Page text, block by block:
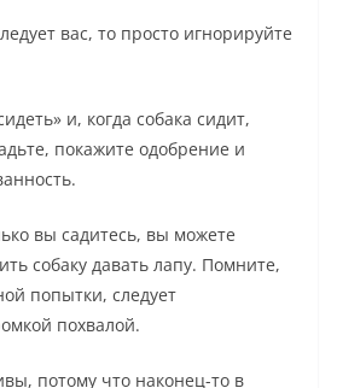
вас, то просто игнорируйте
и, когда собака сидит,
покажите одобрение и
вы садитесь, вы можете
собаку давать лапу. Помните,
попытки, следует
похвалой.
потому что наконец-то в